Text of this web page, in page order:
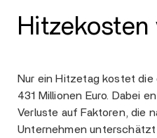
Hitzekosten
Nur ein Hitzetag kostet
431 Millionen Euro. Dabei
Verluste auf Faktoren, die
Unternehmen